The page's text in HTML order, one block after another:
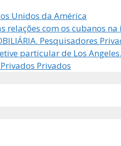
Unidos da América
relações com os cubanos na
Pesquisadores
particular de Los Angeles.
Privados